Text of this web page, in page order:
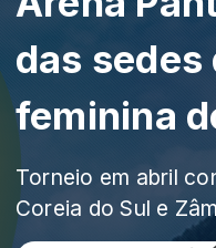
das sedes
feminina
Torneio em abril
Coreia do Sul e